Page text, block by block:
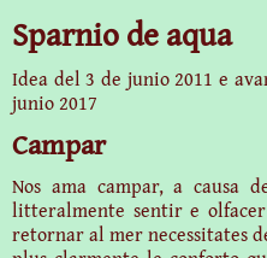
Sparnio de aqua
Idea del 3 de junio 2011 e
junio 2017
Campar
Nos ama campar, a causa
litteralmente sentir e
retornar al mer necessitates